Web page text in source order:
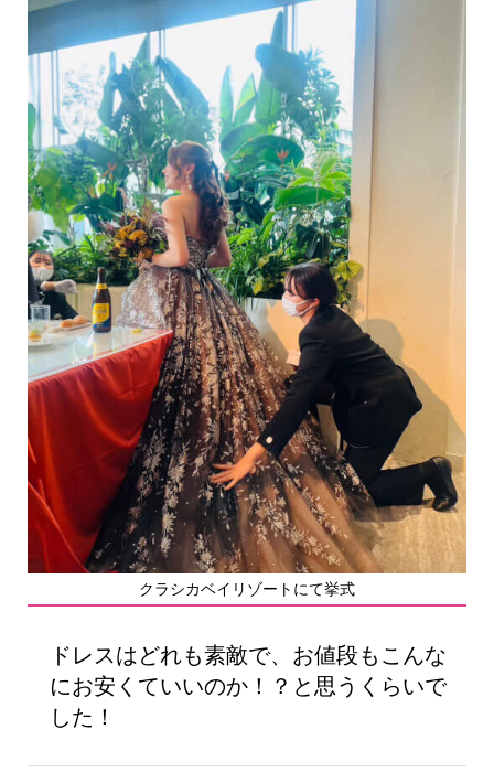
クラシカベイリゾートにて挙式
ドレスはどれも素敵で、お値段もこんな
にお安くていいのか！？と思うくらいで
した！